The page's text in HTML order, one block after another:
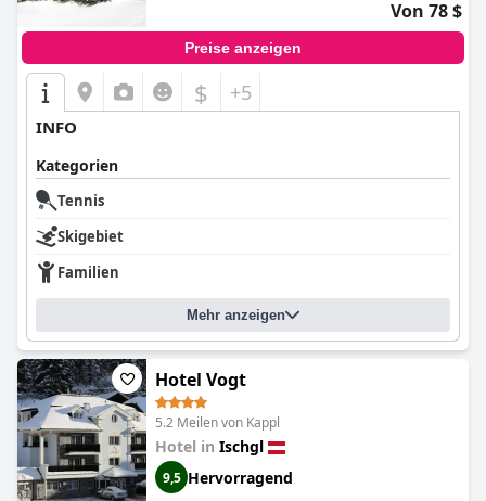
Von 78 $
Preise anzeigen
$ +5
INFO
Kategorien
Tennis
Skigebiet
Familien
Mehr anzeigen
Hotel Vogt
5.2 Meilen von Kappl
Hotel in Ischgl
9,5 Hervorragend